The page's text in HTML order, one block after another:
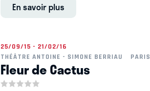
En savoir plus
25/09/15 - 21/02/16
THÉÂTRE ANTOINE - SIMONE BERRIAU
PARIS
Fleur de Cactus